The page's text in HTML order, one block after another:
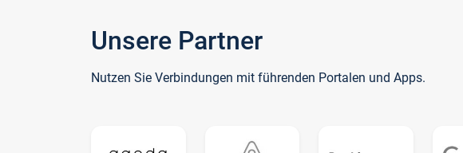
Unsere Partner
Nutzen Sie Verbindungen mit führenden Portalen und Apps.